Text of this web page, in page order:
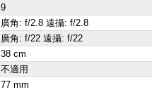
9
廣角: f/2.8 遠攝: f/2.8
廣角: f/22 遠攝: f/22
38 cm
不適用
77 mm